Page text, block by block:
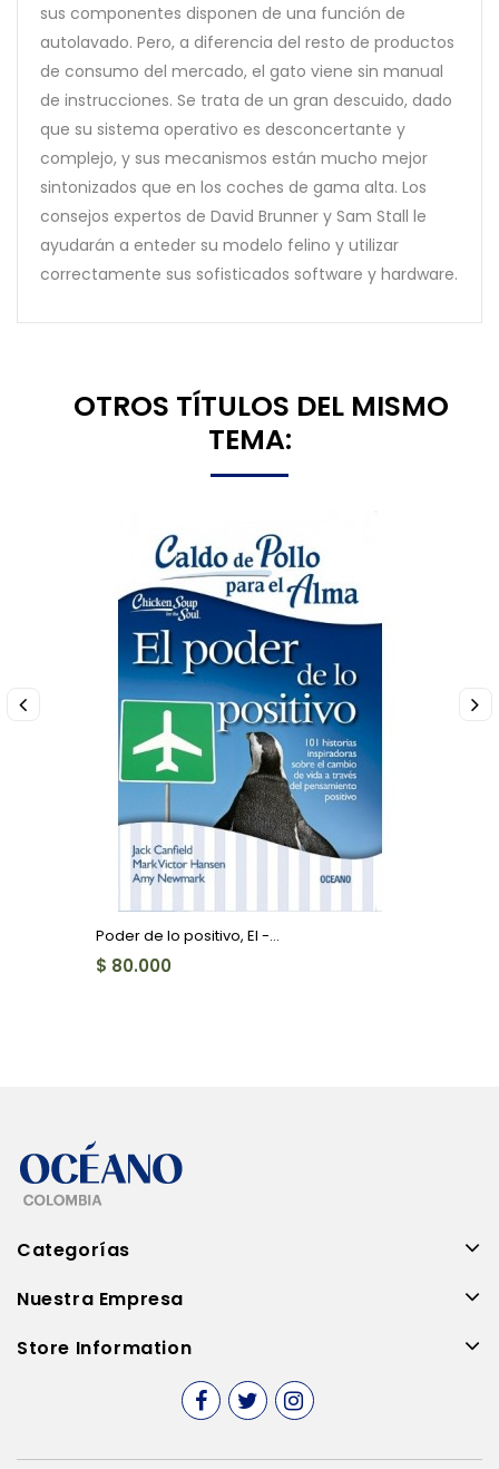
sus componentes disponen de una función de
autolavado. Pero, a diferencia del resto de productos
de consumo del mercado, el gato viene sin manual
de instrucciones. Se trata de un gran descuido, dado
que su sistema operativo es desconcertante y
complejo, y sus mecanismos están mucho mejor
sintonizados que en los coches de gama alta. Los
consejos expertos de David Brunner y Sam Stall le
ayudarán a enteder su modelo felino y utilizar
correctamente sus sofisticados software y hardware.
TEMA:
Poder de lo positivo, El -...
$ 80.000
Categorías
Nuestra Empresa
Store Information